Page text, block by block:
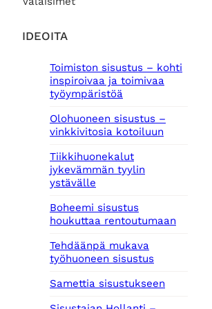
IDEOITA
Toimiston sisustus – kohti
inspiroivaa ja toimivaa
työympäristöä
Olohuoneen sisustus –
vinkkivitosia kotoiluun
Tiikkihuonekalut
jykevämmän tyylin
ystävälle
Boheemi sisustus
houkuttaa rentoutumaan
Tehdäänpä mukava
työhuoneen sisustus
Samettia sisustukseen